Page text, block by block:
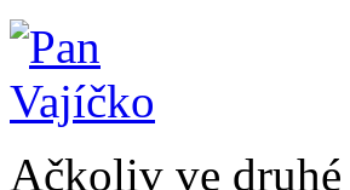
Ačkoliv ve druhé